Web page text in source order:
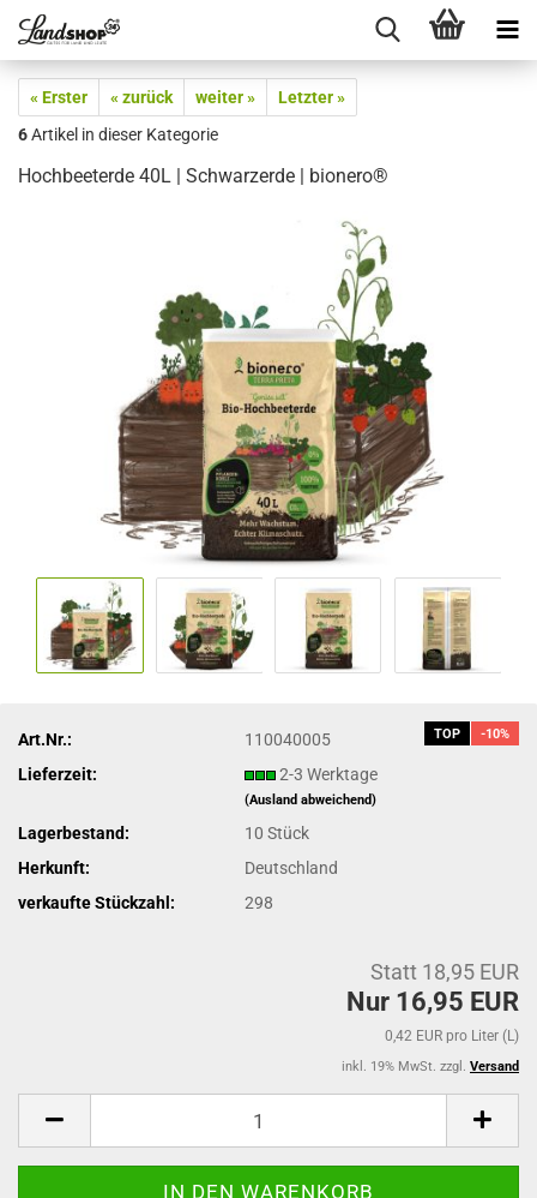
« Erster « zurück weiter »
Letzter »
6Artikel in dieser Kategorie
Hochbeeterde 40L | Schwarzerde | bionero®
TOP -10%
Art.Nr.:
110040005
Lieferzeit:
2-3 Werktage
(Ausland abweichend)
Lagerbestand: 10Stück
Herkunft:
Deutschland
verkaufte Stückzahl:
298
Statt 18,95 EUR
Nur 16,95 EUR
0,42 EUR pro Liter (L)
inkl. 19% MwSt. zzgl. Versand